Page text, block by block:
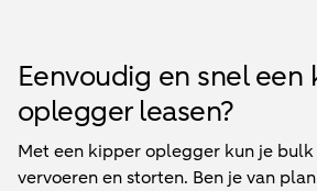
Eenvoudig en snel een
oplegger leasen?
Met een kipper oplegger kun je
vervoeren en storten. Ben je van